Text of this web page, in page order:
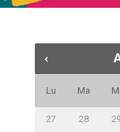
Lu Ma Mi
27 28 29